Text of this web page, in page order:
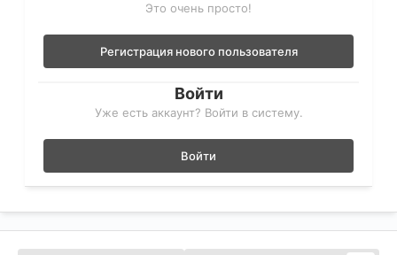
Это очень просто!
Регистрация нового пользователя
Войти
Уже есть аккаунт? Войти в систему.
Войти